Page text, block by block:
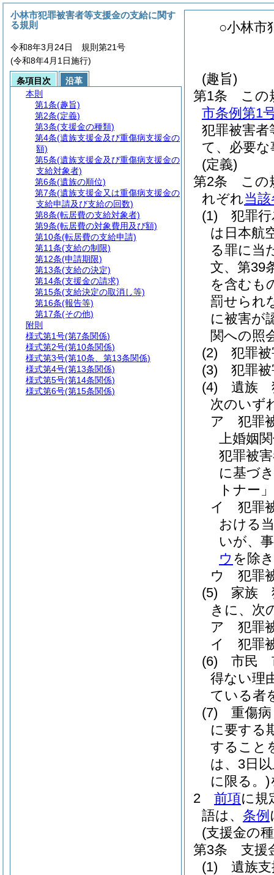
○小林市
(趣旨)
第1条
この
市条例第1
犯罪被害者
て、必要
(定義)
第2条
この
れぞれ当
(1)
犯罪
は日本航
る罪に当
文、第39
を含むも
罰せられ
に被害が
関への照
(2)
犯罪
(3)
犯罪
(4)
遺族
次のいず
ア
犯罪
上婚姻
犯罪被
に基づ
トナー
イ
犯罪
おける
いが、
ウ を除
ウ
犯罪
(5)
家族
きに、次
ア
犯罪
イ
犯罪
(6)
市民
得ない理
ている者
(7)
重傷
に要する
すること
は、3日
に限る。)
2
前項に規
語は、 条例
(支援金の
第3条
支援
(1)
遺族
小林市犯罪被害者等支援金の支給に関す
る規則
令和8年3月24日 規則第21号
(令和8年4月1日施行)
条項目次
沿革
本則
第1条(趣旨)
第2条(定義)
第3条(支援金の種類)
第4条(遺族支援金及び重傷病支援金の
額)
第5条(遺族支援金及び重傷病支援金の
支給対象者)
第6条(遺族の順位)
第7条(遺族支援金又は重傷病支援金の
支給申請及び支給の回数)
第8条(転居費の支給対象者)
第9条(転居費の対象費用及び額)
第10条(転居費の支給申請)
第11条(支給の制限)
第12条(申請期限)
第13条(支給の決定)
第14条(支援金の請求)
第15条(支給決定の取消し等)
第16条(報告等)
第17条(その他)
附則
様式第1号(第7条関係)
様式第2号(第10条関係)
様式第3号(第10条、第13条関係)
様式第4号(第13条関係)
様式第5号(第14条関係)
様式第6号(第15条関係)